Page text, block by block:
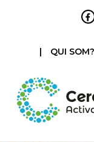
|
QUI SOM?